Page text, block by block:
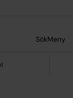
SökMeny